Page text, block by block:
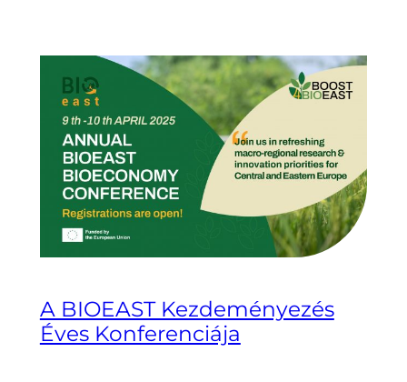
A BIOEAST Kezdeményezés
Éves Konferenciája